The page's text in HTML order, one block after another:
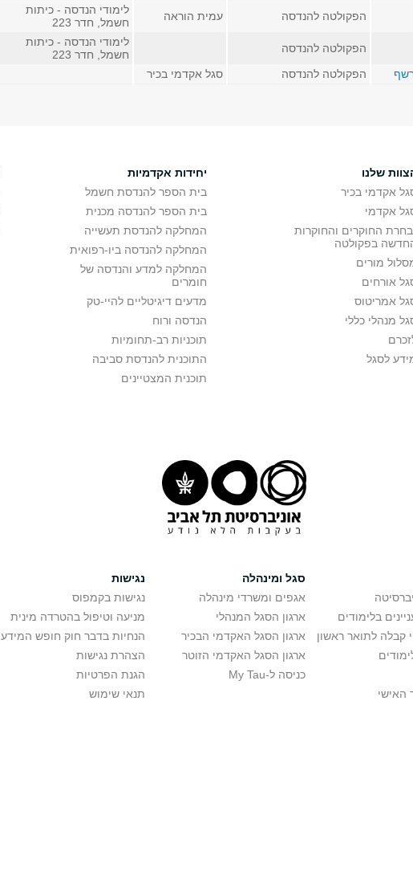
הפקולטה להנדסה עמית הוראה
לימודי הנדסה - כיתות
חשמל, חדר 223
הפקולטה להנדסה
לימודי הנדסה - כיתות
חשמל, חדר 223
הפקולטה להנדסה סגל אקדמי בכיר
שלנו
אקדמי בכיר
אקדמי
החוקרים והחוקרות
בפקולטה
מורים
אורחים
אמריטוס
מנהלי כללי
לסגל
יחידות אקדמיות
בית הספר להנדסת חשמל
בית הספר להנדסה מכנית
המחלקה להנדסת תעשייה
המחלקה להנדסה ביו-רפואית
המחלקה למדע והנדסה של
חומרים
מדעים דיגיטליים להיי-טק
הנדסה ורוח
תוכניות רב-תחומיות
התוכנית להנדסת סביבה
תוכנית המצטיינים
בלימודים
קבלה לתואר ראשון
האישי
סגל ומינהלה
אגפים ומשרדי מינהלה
ארגון הסגל המנהלי
ארגון הסגל האקדמי הבכיר
ארגון הסגל האקדמי הזוטר
כניסה ל-My Tau
נגישות
נגישות בקמפוס
מניעה וטיפול בהטרדה מינית
הנחיות בדבר חוק חופש המידע
הצהרת נגישות
הגנת הפרטיות
תנאי שימוש